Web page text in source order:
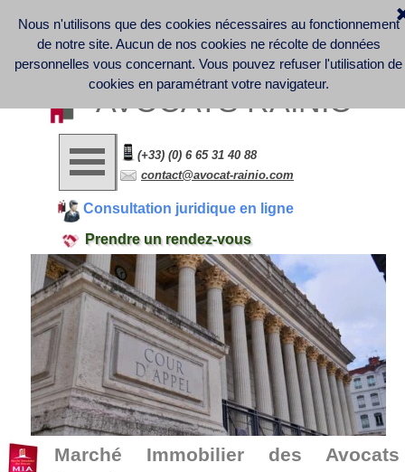
Nous n'utilisons que des cookies nécessaires au fonctionnement
de notre site. Aucun de nos cookies ne récolte de données
personnelles vous concernant. Vous pouvez refuser l'utilisation de
cookies en paramétrant votre navigateur.
Consultation juridique en ligne
Prendre un rendez-vous
traitement des données personnelles
AVOCATS RAINIO
(+33) (0) 6 65 31 40 88
contact@avocat-rainio.com
Discover France Company Launch | French Law office -
Business Law - Contract Law - Digital Law (GDPR) - Labor
Law
Marché Immobilier des Avocats